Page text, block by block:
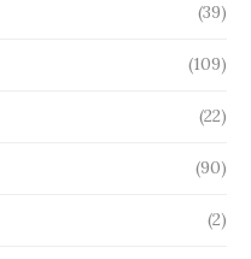
(39)
(109)
(22)
(90)
(2)